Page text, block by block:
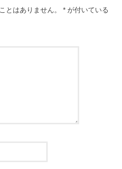
とはありません。 * が付いている